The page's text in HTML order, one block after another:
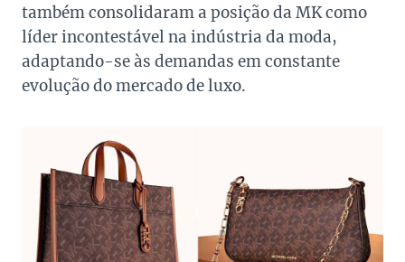
também consolidaram a posição da MK como
líder incontestável na indústria da moda,
adaptando-se às demandas em constante
evolução do mercado de luxo.